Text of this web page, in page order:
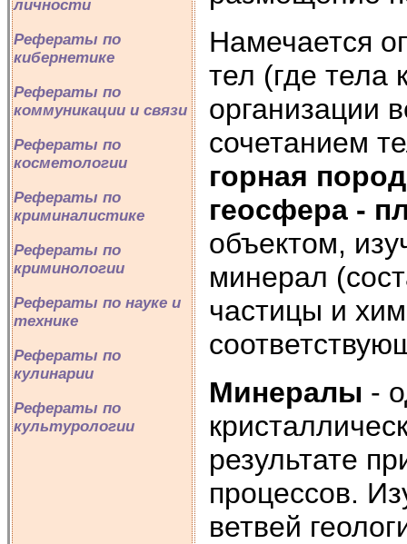
личности
Рефераты по
кибернетике
Рефераты по
коммуникации и связи
Рефераты по
косметологии
Рефераты по
криминалистике
Рефераты по
криминологии
Рефераты по науке и
технике
Рефераты по
кулинарии
Рефераты по
культурологии
Намечается
тел (где тела
организации
сочетанием
горная
геосфера -
объектом,
минерал
частицы и
Минералы -
результате
процессов.
ветвей